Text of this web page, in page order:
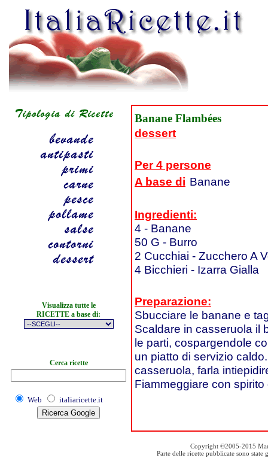
Visualizza tutte le
RICETTE a base di:
Cerca ricette
Web italiaricette.it
Banane Flambées
dessert
Per 4 persone
A base di Banane
Ingredienti:
4 - Banane
50 G - Burro
2 Cucchiai - Zucchero A
4 Bicchieri - Izarra Gialla
Preparazione:
Sbucciare le banane e
Scaldare in casseruola il
le parti, cospargendole
un piatto di servizio
casseruola, farla
Fiammeggiare con
Copyright ©2005-2015
Parte delle ricette pubblicate sono state